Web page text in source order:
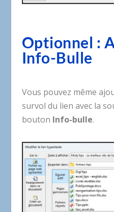
Optionnel :
Info-Bulle
Vous pouvez même
survol du lien avec la
bouton Info-bulle.